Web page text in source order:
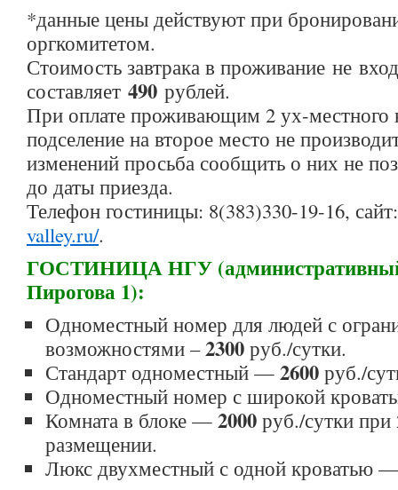
*данные цены действуют при
оргкомитетом.
Стоимость завтрака в проживание не
составляет 490 рублей.
При оплате проживающим 2 ух-местного
подселение на второе место не
изменений просьба сообщить о них не
до даты приезда.
Телефон гостиницы: 8(383)330-19-16,
valley.ru/.
ГОСТИНИЦА НГУ
Пирогова 1):
Одноместный номер для людей с
возможностями –2300 руб./сутки.
Стандарт одноместный — 2600 руб./
Одноместный номер с широкой
Комната в блоке — 2000 руб./сутки
размещении.
Люкс двухместный с одной кроватью